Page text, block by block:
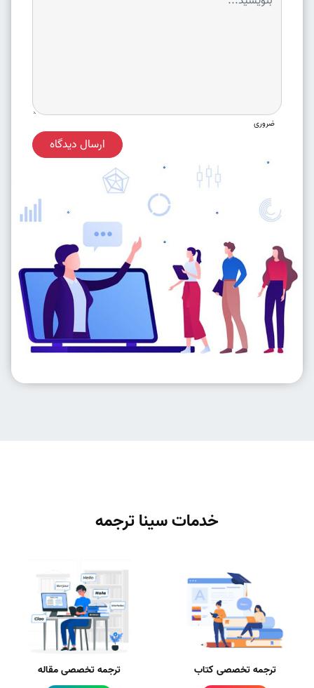
ضروری
ارسال دیدگاه
خدمات سینا ترجمه
ترجمه تخصصی کتاب ترجمه تخصصی مقاله